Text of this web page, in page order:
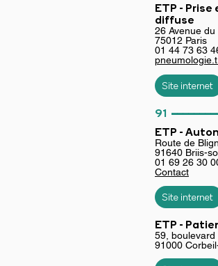
ETP -
diffuse
26 Avenue
75012 Paris
01 44 73 63
Site internet
91
ETP -
Route de
91640 Briis-
01 69 26 30
Contact
Site internet
ETP -
59,
91000